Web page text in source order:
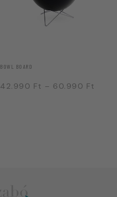
BOWL BOARD
42.990 Ft – 60.990 Ft